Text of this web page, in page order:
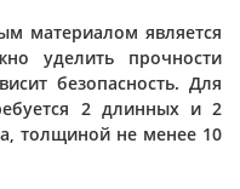
материалом является
уделить прочности
безопасность. Для
2 длинных и 2
толщиной не менее 10